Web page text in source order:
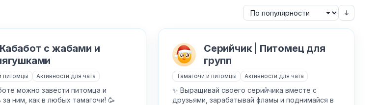
с жабами и
питомцы Активности для чата
можно завести питомца и
за ним, как в любых тамагочи! 🥳
Серийчик | Питомец для
групп
Тамагочи и питомцы Активности для чата
✨️ Выращивай своего серийчика вместе с
друзьями, зарабатывай фламы и поднимайся в